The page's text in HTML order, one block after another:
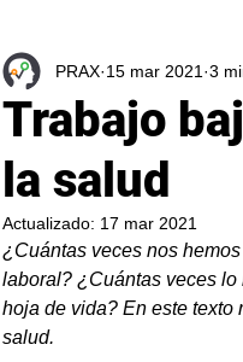
y mental Crisis
digitales Desempeño
Trabajo
la salud
PRAX 15 mar 2021 3
Actualizado: 17 mar 2021
¿Cuántas veces nos
laboral? ¿Cuántas veces
hoja de vida? En este texto
salud.